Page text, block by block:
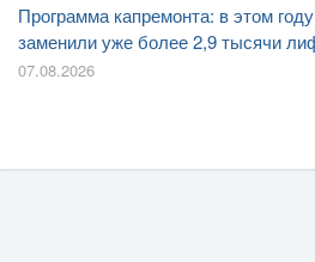
Программа капремонта: в этом
заменили уже более 2,9 тысячи
07.08.2026